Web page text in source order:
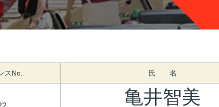
スNo. 氏 名
亀井智美